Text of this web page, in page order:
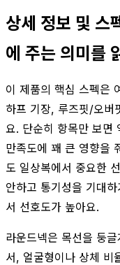
상세 정보 및 스
에 주는 의미를
이 제품의 핵심 스펙은
하프 기장, 루즈핏/오버
요. 단순히 항목만 보면
만족도에 꽤 큰 영향을
도 일상복에서 중요한
안하고 통기성을 기대
서 선호도가 높아요.
라운드넥은 목선을 둥
서, 얼굴형이나 상체 비